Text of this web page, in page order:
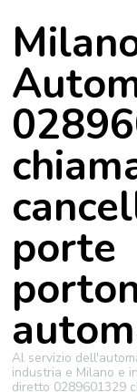
porte
Al servizio
industria e Milano e
diretto 0289601329